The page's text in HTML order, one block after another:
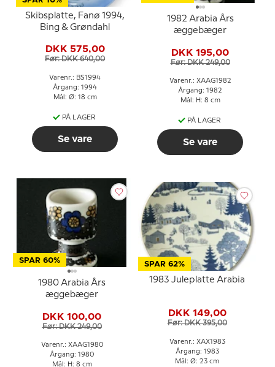
Skibsplatte, Fanø 1994,
Bing & Grøndahl
DKK 575,00
Før: DKK 640,00
Varenr.: BS1994
Årgang: 1994
Mål: Ø: 18 cm
PÅ LAGER
Se vare
1982 Arabia Års
æggebæger
DKK 195,00
Før: DKK 249,00
Varenr.: XAAG1982
Årgang: 1982
Mål: H: 8 cm
PÅ LAGER
Se vare
SPAR 60%
1980 Arabia Års
æggebæger
DKK 100,00
Før: DKK 249,00
Varenr.: XAAG1980
Årgang: 1980
Mål: H: 8 cm
SPAR 62%
1983 Juleplatte Arabia
DKK 149,00
Før: DKK 395,00
Varenr.: XAX1983
Årgang: 1983
Mål: Ø: 23 cm